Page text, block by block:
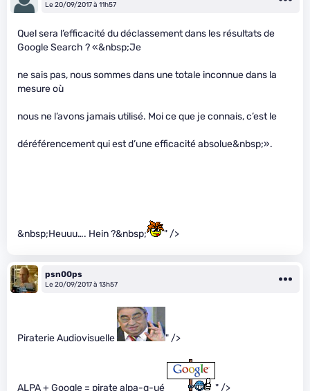
Le 20/09/2017 à 11h57
Quel sera l’efficacité du déclassement dans les résultats de
Google Search ? «&nbsp;Je
ne sais pas, nous sommes dans une totale inconnue dans la
mesure où
nous ne l’avons jamais utilisé. Moi ce que je connais, c’est le
déréférencement qui est d’une efficacité absolue&nbsp;».
&nbsp;Heuuu…. Hein ?&nbsp; " />
psn00ps
Le 20/09/2017 à 13h57
Piraterie Audiovisuelle " />
ALPA + Google = pirate alpa-g-ué " />